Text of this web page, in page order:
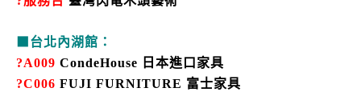
⬛台北內湖館：
?A009 CondeHouse 日本進口家具
?C006 FUJI FURNITURE 富士家具